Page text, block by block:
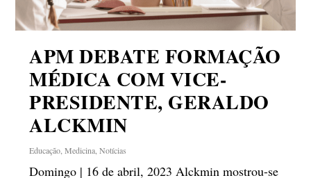
APM DEBATE FORMAÇÃO
MÉDICA COM VICE-
PRESIDENTE, GERALDO
ALCKMIN
Educação ,Medicina ,Notícias
Domingo | 16 de abril, 2023 Alckmin mostrou-se